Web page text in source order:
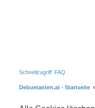
Schnellzugriff FAQ
Debuetanten.at - Startseite